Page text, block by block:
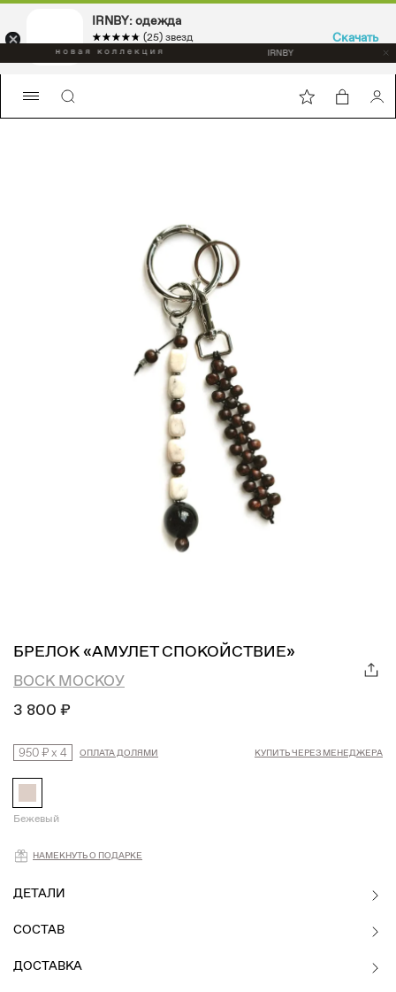
БРЕЛОК «АМУЛЕТ СПОКОЙСТВИЕ»
ВОСК МОСКОУ
3 800 ₽
950 ₽x 4 ОПЛАТА ДОЛЯМИ КУПИТЬ ЧЕРЕЗ МЕНЕДЖЕРА
Бежевый
Намекнуть о подарке
НАМЕКНУТЬ О ПОДАРКЕ
ДЕТАЛИ
СОСТАВ
ДОСТАВКА
IRNBY: одежда
☆☆☆☆☆
★★★★★ (25) звезд
Sport & casual, аксессуары
Скачать